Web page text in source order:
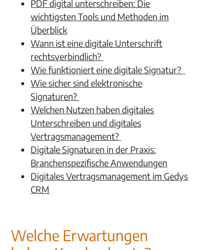
PDF digital unterschreiben: Die
wichtigsten Tools und Methoden im
Überblick
Wann ist eine digitale Unterschrift
rechtsverbindlich?
Wie funktioniert eine digitale Signatur?
Wie sicher sind elektronische
Signaturen?
Welchen Nutzen haben digitales
Unterschreiben und digitales
Vertragsmanagement?
Digitale Signaturen in der Praxis:
Branchenspezifische Anwendungen
Digitales Vertragsmanagement im Gedys
CRM
Welche Erwartungen